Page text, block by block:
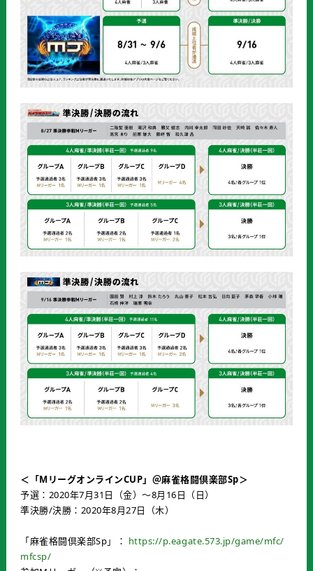
＜「MリーグオンラインCUP」＠麻雀格闘倶楽部Sp＞
予選：2020年7月31日（金）～8月16日（日）
準決勝/決勝：2020年8月27日（木）
「麻雀格闘倶楽部Sp」： https://p.eagate.573.jp/game/mfc/
mfcsp/